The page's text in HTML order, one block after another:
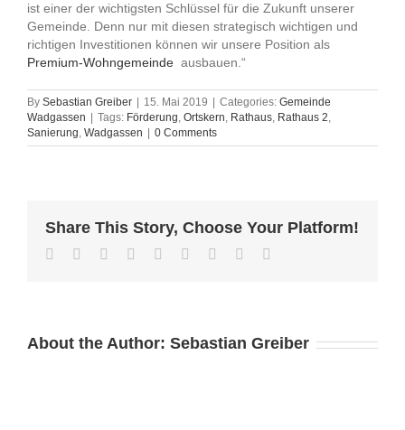
ist einer der wichtigsten Schlüssel für die Zukunft unserer
Gemeinde. Denn nur mit diesen strategisch wichtigen und
richtigen Investitionen können wir unsere Position als
Premium-Wohngemeinde ausbauen.“
By Sebastian Greiber 15. Mai 2019 Categories: Gemeinde
Wadgassen
Tags: Förderung, Ortskern, Rathaus, Rathaus 2,
Sanierung, Wadgassen 0 Comments
Share This Story, Choose Your Platform!
Facebook
TwitterLinkedIn
Reddit Google+
TumblrPinterest
About the Author: Sebastian Greiber